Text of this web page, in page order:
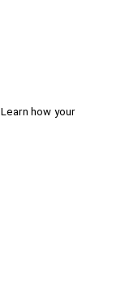
Learn how your